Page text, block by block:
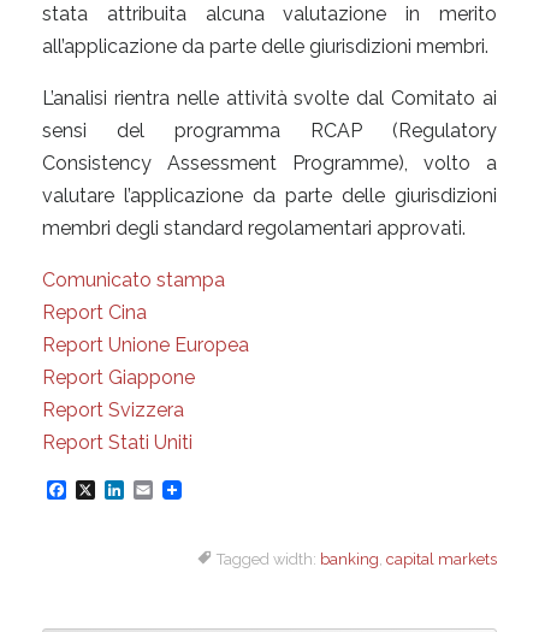
stata attribuita alcuna valutazione in merito
all’applicazione da parte delle giurisdizioni membri.
L’analisi rientra nelle attività svolte dal Comitato ai
sensi del programma RCAP (Regulatory
Consistency Assessment Programme), volto a
valutare l’applicazione da parte delle giurisdizioni
membri degli standard regolamentari approvati.
Comunicato stampa
Report Cina
Report Unione Europea
Report Giappone
Report Svizzera
Report Stati Uniti
F
b
X
L
e
E
l
Tagged width: banking capital markets